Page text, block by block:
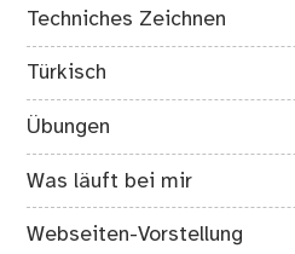
Techniches Zeichnen
Türkisch
Übungen
Was läuft bei mir
Webseiten-Vorstellung